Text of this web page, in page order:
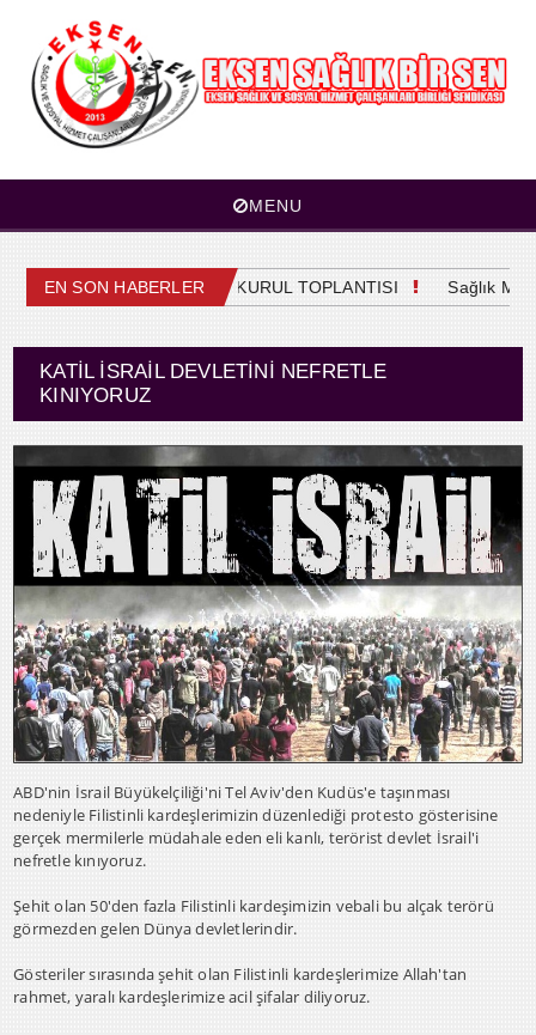
MENU
EN SON HABERLER
4. OLAĞAN GENEL KURUL TOPLANTISI Sağlık
KATIL İSRAIL DEVLETINI NEFRETLE
KINIYORUZ
ABD'nin İsrail Büyükelçiliği'ni Tel Aviv'den Kudüs'e taşınması
nedeniyle Filistinli kardeşlerimizin düzenlediği protesto gösterisine
gerçek mermilerle müdahale eden eli kanlı, terörist devlet İsrail'i
nefretle kınıyoruz.
Şehit olan 50'den fazla Filistinli kardeşimizin vebali bu alçak terörü
görmezden gelen Dünya devletlerindir.
Gösteriler sırasında şehit olan Filistinli kardeşlerimize Allah'tan
rahmet, yaralı kardeşlerimize acil şifalar diliyoruz.